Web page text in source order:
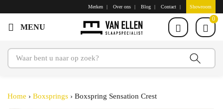
Merken Over ons Blog Contact Showroom
0
Home › Boxsprings › Boxspring Sensation Crest